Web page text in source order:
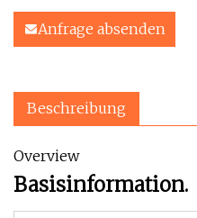
Anfrage absenden
Beschreibung
Overview
Basisinformation.